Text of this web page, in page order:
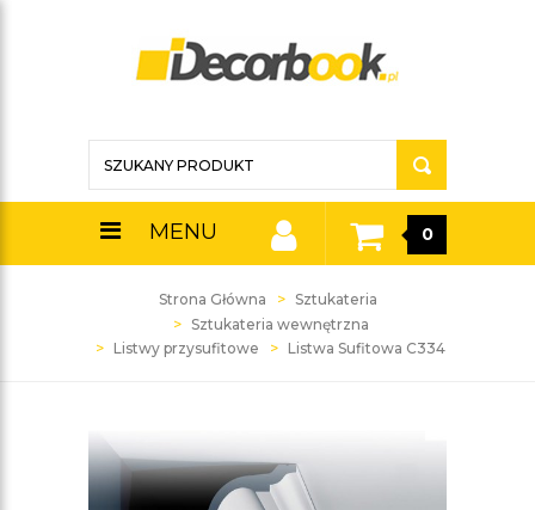
MENU 0
Strona Główna
Sztukateria
Sztukateria wewnętrzna
Listwy przysufitowe
Listwa Sufitowa C334